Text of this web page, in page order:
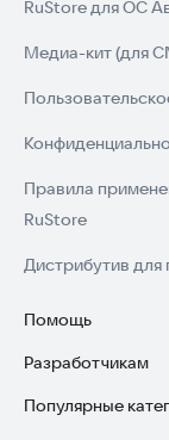
RuStore для ОС
Медиа-кит (для
Правила
RuStore
Дистрибутив
Помощь
Установка
Установка
Разработчикам
Зарабатывать с
Популярные